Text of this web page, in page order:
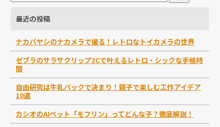
最近の投稿
ナカバヤシのナカメラで撮る！レトロなトイカメラの世界
ゼブラのサラサクリップ3Cで叶えるレトロ・シックな手帳時
間
自由研究は牛乳パックで決まり！親子で楽しむ工作アイデア
10選
カシオのAIペット「モフリン」ってどんな子？徹底解説！